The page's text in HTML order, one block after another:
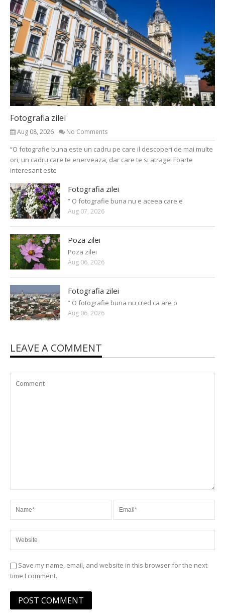
Fotografia zilei
Aug 08, 2026 No Comments
“O fotografie buna este un cadru pe care il descoperi de mai multe
ori, un cadru care te enerveaza, dar care te si atrage! Foarte
interesant este
Fotografia zilei
” O fotografie buna nu e aceea care e
Aug 07, 2026
Poza zilei
Poza zilei
Aug 06, 2026
Fotografia zilei
” O fotografie buna nu cred ca are o
Aug 06, 2026
LEAVE A COMMENT
Save my name, email, and website in this browser for the next
time I comment.